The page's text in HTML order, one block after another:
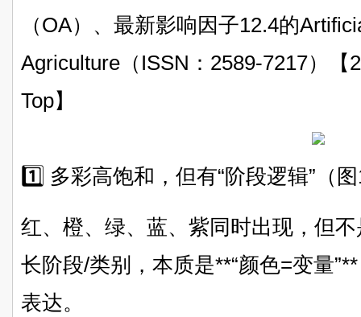
（OA）、最新影响因子12.4的
Agriculture（ISSN：2589-7217）
Top】
1️⃣ 多彩高饱和，但有“阶段逻辑”（
红、橙、绿、蓝、紫同时出现，但
长阶段/类别，本质是**“颜色=变量
表达。